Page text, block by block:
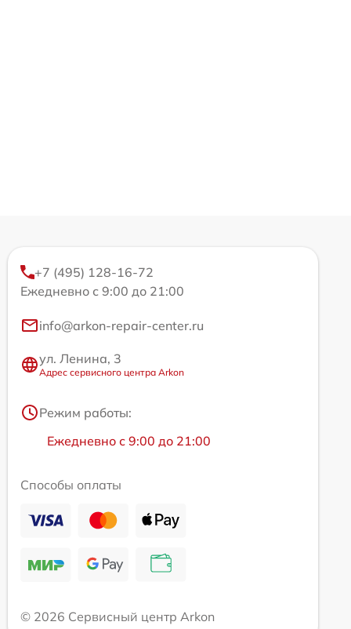
+7 (495) 128-16-72
Ежедневно с 9:00 до 21:00
info@arkon-repair-center.ru
ул. Ленина, 3
Адрес сервисного центра Arkon
Режим работы:
Ежедневно с 9:00 до 21:00
Способы оплаты
© 2026 Сервисный центр Arkon